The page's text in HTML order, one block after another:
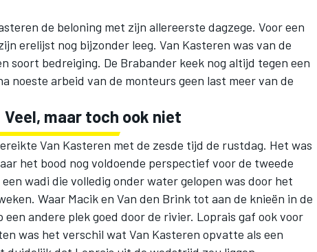
de beloning met zijn allereerste dagzege. Voor een
erelijst nog bijzonder leeg. Van Kasteren was van de
soort bedreiging. De Brabander keek nog altijd tegen een
noeste arbeid van de monteurs geen last meer van de
maar toch ook niet
Van Kasteren met de zesde tijd de rustdag. Het was
het bood nog voldoende perspectief voor de tweede
wadi die volledig onder water gelopen was door het
Waar Macik en Van den Brink tot aan de knieën in de
andere plek goed door de rivier. Loprais gaf ook voor
was het verschil wat Van Kasteren opvatte als een